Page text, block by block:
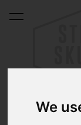
We
lisati ostukorvi.